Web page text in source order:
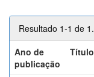
Resultado 1-1 de 1.
Ano de
publicação
Título